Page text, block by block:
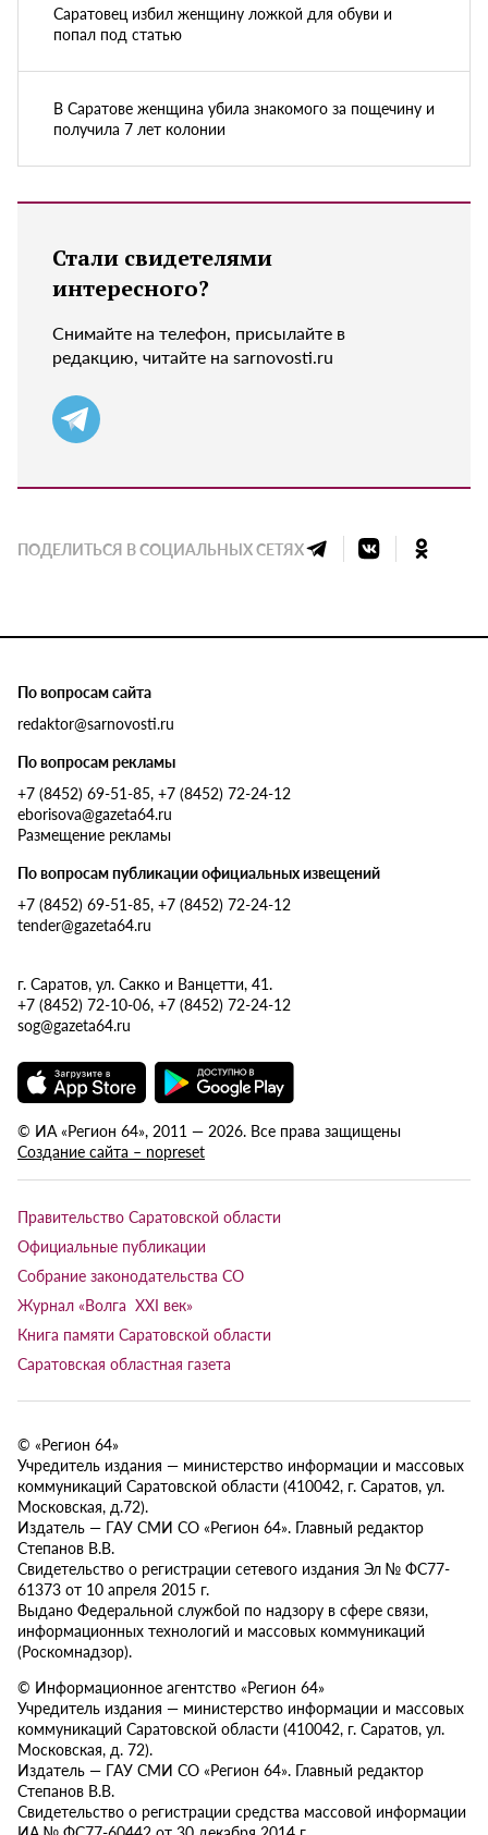
Саратовец избил женщину ложкой для обуви и
попал под статью
В Саратове женщина убила знакомого за пощечину и
получила 7 лет колонии
Стали свидетелями
интересного?
Снимайте на телефон, присылайте в
редакцию, читайте на sarnovosti.ru
ПОДЕЛИТЬСЯ В СОЦИАЛЬНЫХ СЕТЯХ
По вопросам сайта
redaktor@sarnovosti.ru
По вопросам рекламы
+7 (8452) 69-51-85, +7 (8452) 72-24-12
eborisova@gazeta64.ru
Размещение рекламы
По вопросам публикации официальных извещений
+7 (8452) 69-51-85, +7 (8452) 72-24-12
tender@gazeta64.ru
г. Саратов, ул. Сакко и Ванцетти, 41.
+7 (8452) 72-10-06, +7 (8452) 72-24-12
sog@gazeta64.ru
© ИА «Регион 64», 2011 — 2026. Все права защищены
Создание сайта – nopreset
Правительство Саратовской области
Официальные публикации
Собрание законодательства СО
Журнал «Волга XXI век»
Книга памяти Саратовской области
Саратовская областная газета
© «Регион 64»
Учредитель издания — министерство информации и массовых
коммуникаций Саратовской области (410042, г. Саратов, ул.
Московская, д.72).
Издатель — ГАУ СМИ СО «Регион 64». Главный редактор
Степанов В.В.
Свидетельство о регистрации сетевого издания Эл № ФС77-
61373 от 10 апреля 2015 г.
Выдано Федеральной службой по надзору в сфере связи,
информационных технологий и массовых коммуникаций
(Роскомнадзор).
© Информационное агентство «Регион 64»
Учредитель издания — министерство информации и массовых
коммуникаций Саратовской области (410042, г. Саратов, ул.
Московская, д. 72).
Издатель — ГАУ СМИ СО «Регион 64». Главный редактор
Степанов В.В.
Свидетельство о регистрации средства массовой информации